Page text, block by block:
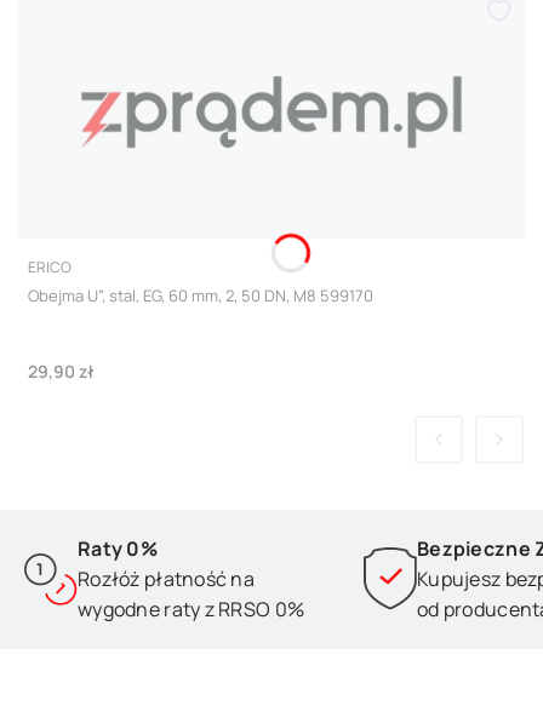
PRODUCENT
ERICO
Obejma U”, stal, EG, 60 mm, 2, 50 DN, M8 599170
Cena
29,90 zł
Raty 0%
Rozłóż płatność na
wygodne raty z RRSO 0%
Bezpieczne
Kupujesz
od